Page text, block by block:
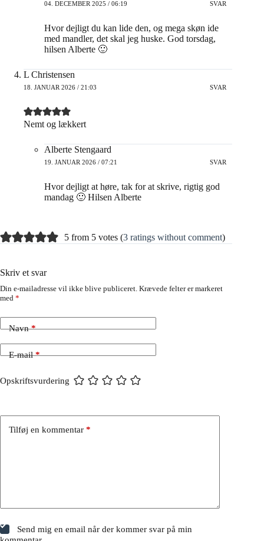
04. DECEMBER 2025 / 06:19 SVAR
Hvor dejligt du kan lide den, og mega skøn ide
med mandler, det skal jeg huske. God torsdag,
hilsen Alberte 🙂
L Christensen
18. JANUAR 2026 / 21:03 SVAR
Nemt og lækkert
Alberte Stengaard
19. JANUAR 2026 / 07:21 SVAR
Hvor dejligt at høre, tak for at skrive, rigtig god
mandag 🙂 Hilsen Alberte
5 from 5 votes (3 ratings without comment)
Skriv et svar
Din e-mailadresse vil ikke blive publiceret. Krævede felter er markeret
med *
Navn*
E-mail*
Opskriftsvurdering
Tilføj en kommentar *
Send mig en email når der kommer svar på min